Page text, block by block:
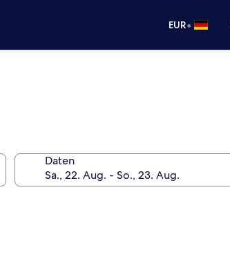
EUR•
Daten